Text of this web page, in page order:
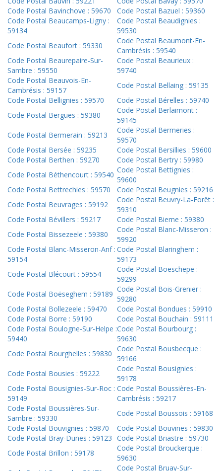
Code Postal Bavinchove : 59670
Code Postal Bazuel : 59360
Code Postal Beaucamps-Ligny :
59134
Code Postal Beaudignies :
59530
Code Postal Beaufort : 59330
Code Postal Beaumont-En-
Cambrésis : 59540
Code Postal Beaurepaire-Sur-
Sambre : 59550
Code Postal Beaurieux :
59740
Code Postal Beauvois-En-
Cambrésis : 59157
Code Postal Bellaing : 59135
Code Postal Bellignies : 59570
Code Postal Bérelles : 59740
Code Postal Bergues : 59380
Code Postal Berlaimont :
59145
Code Postal Bermerain : 59213
Code Postal Bermeries :
59570
Code Postal Bersée : 59235
Code Postal Bersillies : 59600
Code Postal Berthen : 59270
Code Postal Bertry : 59980
Code Postal Béthencourt : 59540
Code Postal Bettignies :
59600
Code Postal Bettrechies : 59570
Code Postal Beugnies : 59216
Code Postal Beuvrages : 59192
Code Postal Beuvry-La-Forêt :
59310
Code Postal Bévillers : 59217
Code Postal Bierne : 59380
Code Postal Bissezeele : 59380
Code Postal Blanc-Misseron :
59920
Code Postal Blanc-Misseron-Anf :
59154
Code Postal Blaringhem :
59173
Code Postal Blécourt : 59554
Code Postal Boeschepe :
59299
Code Postal Boëseghem : 59189
Code Postal Bois-Grenier :
59280
Code Postal Bollezeele : 59470
Code Postal Bondues : 59910
Code Postal Borre : 59190
Code Postal Bouchain : 59111
Code Postal Boulogne-Sur-Helpe :
59440
Code Postal Bourbourg :
59630
Code Postal Bourghelles : 59830
Code Postal Bousbecque :
59166
Code Postal Bousies : 59222
Code Postal Bousignies :
59178
Code Postal Bousignies-Sur-Roc :
59149
Code Postal Boussières-En-
Cambrésis : 59217
Code Postal Boussières-Sur-
Sambre : 59330
Code Postal Boussois : 59168
Code Postal Bouvignies : 59870
Code Postal Bouvines : 59830
Code Postal Bray-Dunes : 59123 Code Postal Briastre : 59730
Code Postal Brillon : 59178
Code Postal Brouckerque :
59630
Code Postal Bruay-Sur-